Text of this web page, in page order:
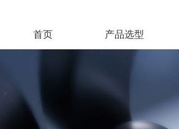
首页 产品选型